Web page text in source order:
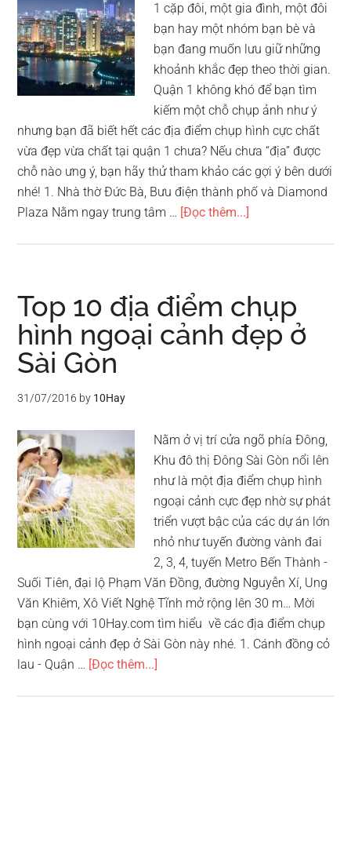
1 cặp đôi, một gia đình, một đôi
bạn hay một nhóm bạn bè và
bạn đang muốn lưu giữ những
khoảnh khắc đẹp theo thời gian.
Quận 1 không khó để bạn tìm
kiếm một chỗ chụp ảnh như ý
nhưng bạn đã biết hết các địa điểm chụp hình cực chất
vừa đẹp vừa chất tại quận 1 chưa? Nếu chưa “địa” được
chỗ nào ưng ý, bạn hãy thử tham khảo các gợi ý bên dưới
nhé! 1. Nhà thờ Đức Bà, Bưu điện thành phố và Diamond
Plaza Nằm ngay trung tâm … [Đọc thêm...]
chụp
hình
cực
chất
TPHCM
Top 10 địa điểm chụp
hình ngoại cảnh đẹp ở
Sài Gòn
31/07/2016 by 10Hay
Nằm ở vị trí cửa ngõ phía Đông,
Khu đô thị Đông Sài Gòn nổi lên
như là một địa điểm chụp hình
ngoại cảnh cực đẹp nhờ sự phát
triển vượt bậc của các dự án lớn
nhỏ như tuyến đường vành đai
2, 3, 4, tuyến Metro Bến Thành -
Suối Tiên, đại lộ Phạm Văn Đồng, đường Nguyễn Xí, Ung
Văn Khiêm, Xô Viết Nghệ Tĩnh mở rộng lên 30 m… Mời
bạn cùng với 10Hay.com tìm hiểu về các địa điểm chụp
hình ngoại cảnh đẹp ở Sài Gòn này nhé. 1. Cánh đồng cỏ
lau - Quận … [Đọc thêm...]